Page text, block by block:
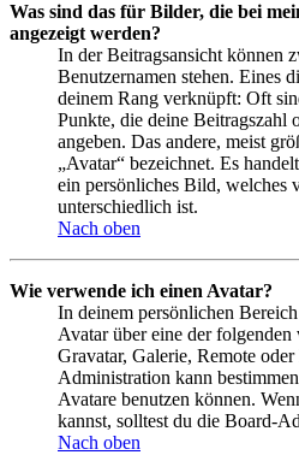
Was sind das für Bilder, die bei
angezeigt werden?
In der Beitragsansicht können
Benutzernamen stehen. Eines
deinem Rang verknüpft: Oft
Punkte, die deine Beitragszahl
angeben. Das andere, meist
„Avatar“ bezeichnet. Es
ein persönliches Bild, welches
unterschiedlich ist.
Nach oben
Wie verwende ich einen Avatar?
In deinem persönlichen
Avatar über eine der
Gravatar, Galerie, Remote
Administration kann
Avatare benutzen können.
kannst, solltest du die Board-
Nach oben